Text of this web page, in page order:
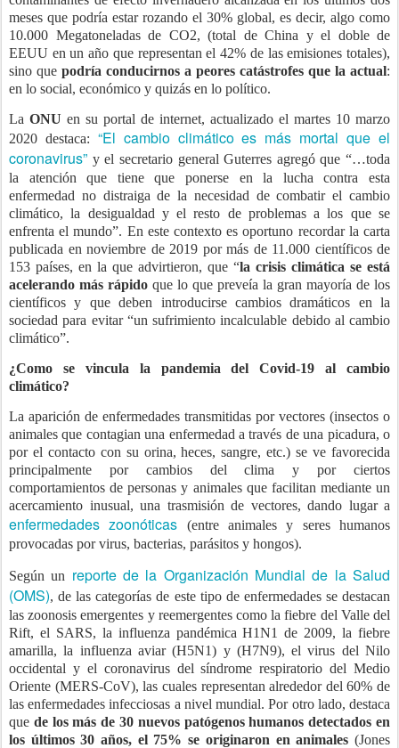
meses que podría estar rozando el 30% global, es decir, algo como
10.000 Megatoneladas de CO2, (total de China y el doble de
EEUU en un año que representan el 42% de las emisiones totales),
sino que podría conducirnos a peores catástrofes que la actual:
en lo social, económico y quizás en lo político.
La ONU en su portal de internet, actualizado el martes 10 marzo
2020 destaca: “El cambio climático es más mortal que el
coronavirus” y el secretario general Guterres agregó que “…toda
la atención que tiene que ponerse en la lucha contra esta
enfermedad no distraiga de la necesidad de combatir el cambio
climático, la desigualdad y el resto de problemas a los que se
enfrenta el mundo”. En este contexto es oportuno recordar la carta
publicada en noviembre de 2019 por más de 11.000 científicos de
153 países, en la que advirtieron, que “la crisis climática se está
acelerando más rápido que lo que preveía la gran mayoría de los
científicos y que deben introducirse cambios dramáticos en la
sociedad para evitar “un sufrimiento incalculable debido al cambio
climático”.
¿Como se vincula la pandemia del Covid-19 al cambio
climático?
La aparición de enfermedades transmitidas por vectores (insectos o
animales que contagian una enfermedad a través de una picadura, o
por el contacto con su orina, heces, sangre, etc.) se ve favorecida
principalmente por cambios del clima y por ciertos
comportamientos de personas y animales que facilitan mediante un
acercamiento inusual, una trasmisión de vectores, dando lugar a
enfermedades zoonóticas (entre animales y seres humanos
provocadas por virus, bacterias, parásitos y hongos).
Según un reporte de la Organización Mundial de la Salud
(OMS), de las categorías de este tipo de enfermedades se destacan
las zoonosis emergentes y reemergentes como la fiebre del Valle del
Rift, el SARS, la influenza pandémica H1N1 de 2009, la fiebre
amarilla, la influenza aviar (H5N1) y (H7N9), el virus del Nilo
occidental y el coronavirus del síndrome respiratorio del Medio
Oriente (MERS-CoV), las cuales representan alrededor del 60% de
las enfermedades infecciosas a nivel mundial. Por otro lado, destaca
que de los más de 30 nuevos patógenos humanos detectados en
los últimos 30 años, el 75% se originaron en animales (Jones